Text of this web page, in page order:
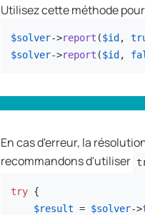
Utilisez cette méthode
$solver->report ($id ,
$solver->report ($id ,
En cas d'erreur, la
recommandons d'utiliser
try {
$result = $solver->